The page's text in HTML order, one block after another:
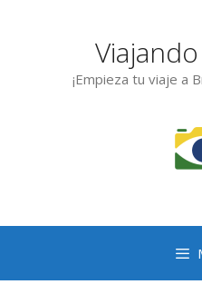
¡Empieza tu viaje a